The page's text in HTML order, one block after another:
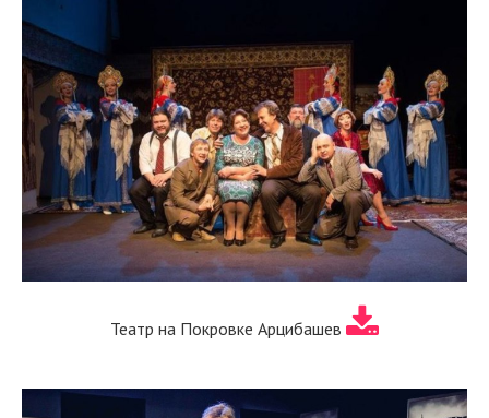
Театр на Покровке Арцибашев